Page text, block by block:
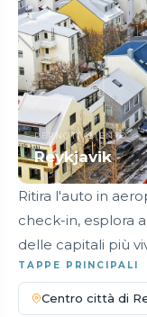
PERNOTTAMENTO
Reykjavik
Ritira l'auto in
check-in, esplora
delle capitali più
TAPPE PRINCIPALI
Centro città di